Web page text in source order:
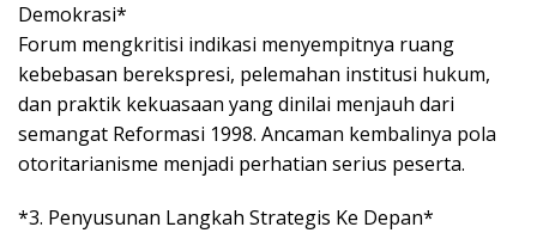
Demokrasi*
Forum mengkritisi indikasi menyempitnya ruang
kebebasan berekspresi, pelemahan institusi hukum,
dan praktik kekuasaan yang dinilai menjauh dari
semangat Reformasi 1998. Ancaman kembalinya pola
otoritarianisme menjadi perhatian serius peserta.
*3. Penyusunan Langkah Strategis Ke Depan*